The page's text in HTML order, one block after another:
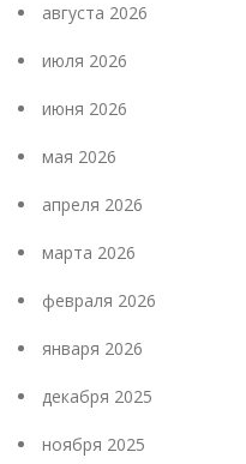
августа 2026
июля 2026
июня 2026
мая 2026
апреля 2026
марта 2026
февраля 2026
января 2026
декабря 2025
ноября 2025